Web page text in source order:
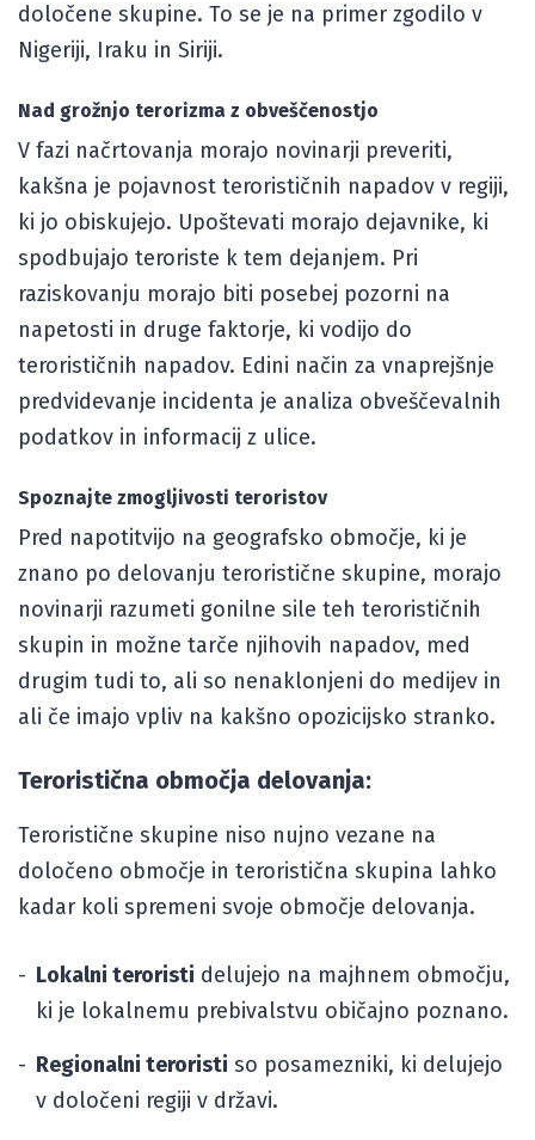
določene skupine. To se je na primer zgodilo v
Nigeriji, Iraku in Siriji.
Nad grožnjo terorizma z obveščenostjo
V fazi načrtovanja morajo novinarji preveriti,
kakšna je pojavnost terorističnih napadov v regiji,
ki jo obiskujejo. Upoštevati morajo dejavnike, ki
spodbujajo teroriste k tem dejanjem. Pri
raziskovanju morajo biti posebej pozorni na
napetosti in druge faktorje, ki vodijo do
terorističnih napadov. Edini način za vnaprejšnje
predvidevanje incidenta je analiza obveščevalnih
podatkov in informacij z ulice.
Spoznajte zmogljivosti teroristov
Pred napotitvijo na geografsko območje, ki je
znano po delovanju teroristične skupine, morajo
novinarji razumeti gonilne sile teh terorističnih
skupin in možne tarče njihovih napadov, med
drugim tudi to, ali so nenaklonjeni do medijev in
ali če imajo vpliv na kakšno opozicijsko stranko.
Teroristična območja delovanja:
Teroristične skupine niso nujno vezane na
določeno območje in teroristična skupina lahko
kadar koli spremeni svoje območje delovanja.
Lokalni teroristi delujejo na majhnem območju,
ki je lokalnemu prebivalstvu običajno poznano.
Regionalni teroristi so posamezniki, ki delujejo
v določeni regiji v državi.